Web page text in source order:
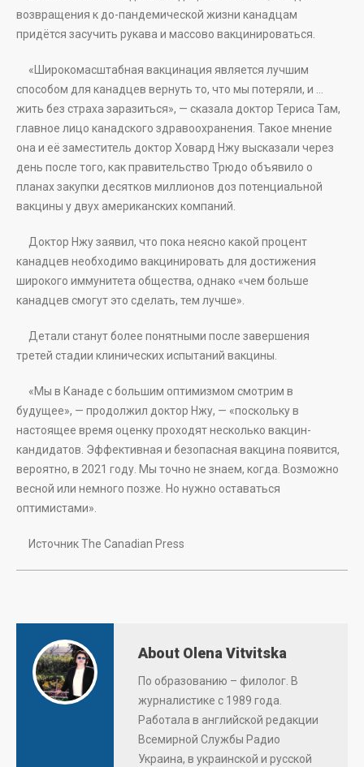
возвращения к до-пандемической жизни канадцам
придётся засучить рукава и массово вакцинироваться.
«Широкомасштабная вакцинация является лучшим
способом для канадцев вернуть то, что мы потеряли, и …
жить без страха заразиться», — сказала доктор Териса Там,
главное лицо канадского здравоохранения. Такое мнение
она и её заместитель доктор Ховард Нжу высказали через
день после того, как правительство Трюдо объявило о
планах закупки десятков миллионов доз потенциальной
вакцины у двух американских компаний.
Доктор Нжу заявил, что пока неясно какой процент
канадцев необходимо вакцинировать для достижения
широкого иммунитета общества, однако «чем больше
канадцев смогут это сделать, тем лучше».
Детали станут более понятными после завершения
третей стадии клинических испытаний вакцины.
«Мы в Канаде с большим оптимизмом смотрим в
будущее», — продолжил доктор Нжу, — «поскольку в
настоящее время оценку проходят несколько вакцин-
кандидатов. Эффективная и безопасная вакцина появится,
вероятно, в 2021 году. Мы точно не знаем, когда. Возможно
весной или немного позже. Но нужно оставаться
оптимистами».
Источник The Canadian Press
About Olena Vitvitska
По образованию – филолог. В
журналистике с 1989 года.
Работала в английской редакции
Всемирной Службы Радио
Украина, в украинской и русской